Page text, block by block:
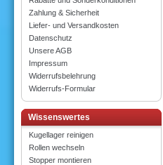
Zahlung & Sicherheit
Liefer- und Versandkosten
Datenschutz
Unsere AGB
Impressum
Widerrufsbelehrung
Widerrufs-Formular
Wissenswertes
Kugellager reinigen
Rollen wechseln
Stopper montieren